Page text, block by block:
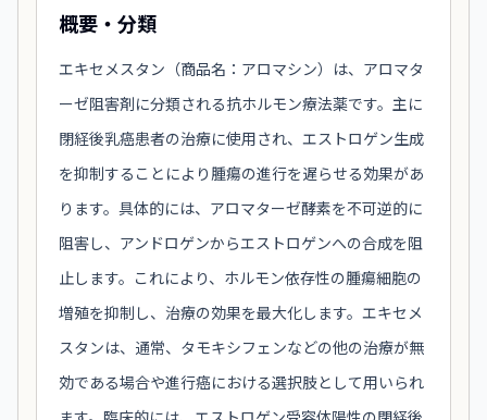
概要・分類
エキセメスタン（商品名：アロマシン）は、アロマタ
ーゼ阻害剤に分類される抗ホルモン療法薬です。主に
閉経後乳癌患者の治療に使用され、エストロゲン生成
を抑制することにより腫瘍の進行を遅らせる効果があ
ります。具体的には、アロマターゼ酵素を不可逆的に
阻害し、アンドロゲンからエストロゲンへの合成を阻
止します。これにより、ホルモン依存性の腫瘍細胞の
増殖を抑制し、治療の効果を最大化します。エキセメ
スタンは、通常、タモキシフェンなどの他の治療が無
効である場合や進行癌における選択肢として用いられ